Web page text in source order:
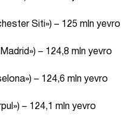
Siti») – 125 mln yevro
– 124,8 mln yevro
– 124,6 mln yevro
– 124,1 mln yevro